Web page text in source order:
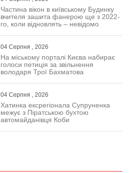
Частина вікон в київському Будинку
вчителя зашита фанерою ще з 2022-
го, коли відновлять – невідомо
04 Серпня , 2026
На міському порталі Києва набирає
голоси петиція за звільнення
володаря Трої Бахматова
04 Серпня , 2026
Хатинка ексрегіонала Супруненка
межує з Піратською бухтою
автомайданівця Коби